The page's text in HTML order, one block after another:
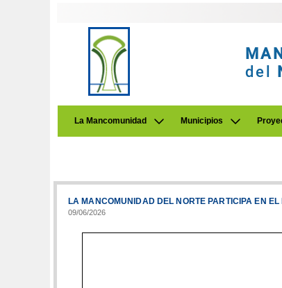
del
La Mancomunidad Municipios
LA MANCOMUNIDAD DEL NORTE PARTICIPA EN
09/06/2026